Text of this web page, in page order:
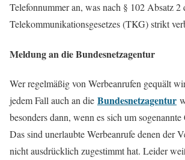
Telefonnummer an, was nach § 102 Absatz 2
Telekommunikationsgesetzes (TKG) strikt
Meldung an die Bundesnetzagentur
Wer regelmäßig von Werbeanrufen gequält
jedem Fall auch an die Bundesnetzagentur
besonders dann, wenn es sich um
Das sind unerlaubte Werbeanrufe denen der
nicht ausdrücklich zugestimmt hat. Leider